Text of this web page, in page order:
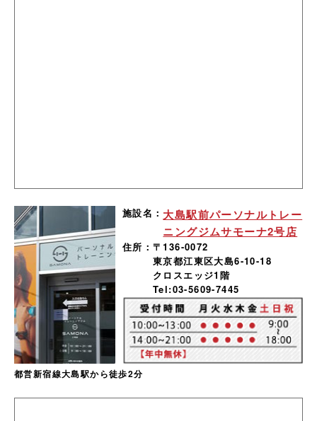
施設名： 大島駅前パーソナルトレー
ニングジムサモーナ2号店
住所： 〒136-0072
東京都江東区大島6-10-18
クロスエッジ1階
Tel:03-5609-7445
都営新宿線大島駅から徒歩2分